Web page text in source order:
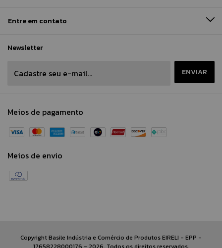
Entre em contato
Newsletter
Meios de pagamento
Meios de envio
Copyright Basile Indústria e Comércio de Produtos EIRELI - EPP -